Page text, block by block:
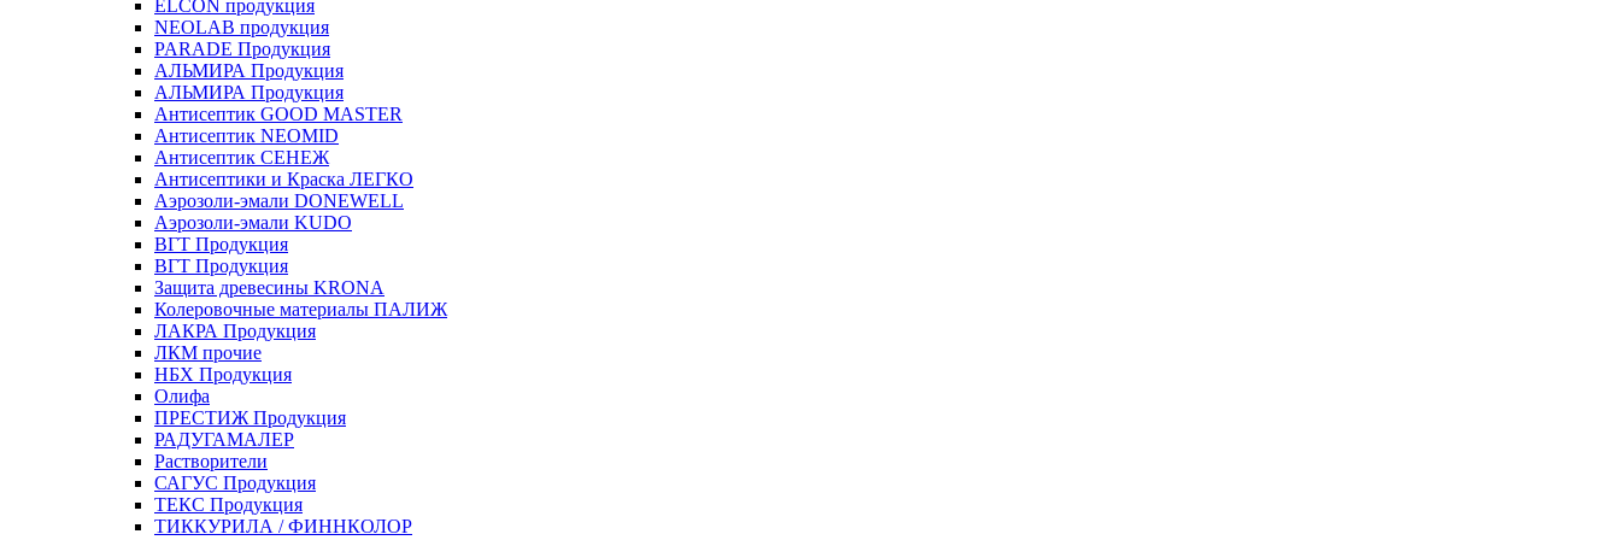
ELCON продукция
NEOLAB продукция
PARADE Продукция
АЛЬМИРА Продукция
АЛЬМИРА Продукция
Антисептик GOOD MASTER
Антисептик NEOMID
Антисептик СЕНЕЖ
Антисептики и Краска ЛЕГКО
Аэрозоли-эмали DONEWELL
Аэрозоли-эмали KUDO
ВГТ Продукция
ВГТ Продукция
Защита древесины KRONA
Колеровочные материалы ПАЛИЖ
ЛАКРА Продукция
ЛКМ прочие
НБХ Продукция
Олифа
ПРЕСТИЖ Продукция
РАДУГАМАЛЕР
Растворители
САГУС Продукция
ТЕКС Продукция
ТИККУРИЛА / ФИННКОЛОР